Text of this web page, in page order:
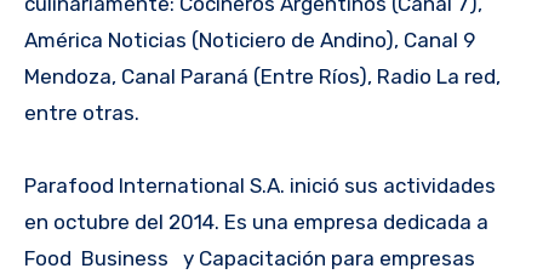
América Noticias (Noticiero de Andino), Canal 9
Mendoza, Canal Paraná (Entre Ríos), Radio La red,
entre otras.
Parafood International S.A. inició sus actividades
en octubre del 2014. Es una empresa dedicada a
Food Business y Capacitación para empresas